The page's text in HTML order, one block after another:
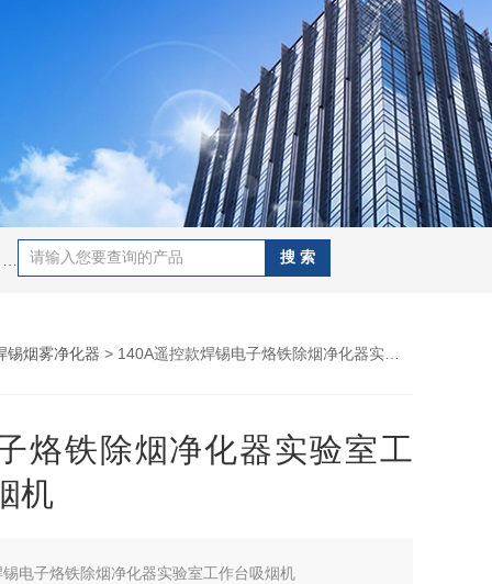
锡烟雾净化器 > 140A遥控款焊锡电子烙铁除烟净化器实验室工作台吸烟机
烙铁除烟净化器实验室工
机
锡电子烙铁除烟净化器实验室工作台吸烟机